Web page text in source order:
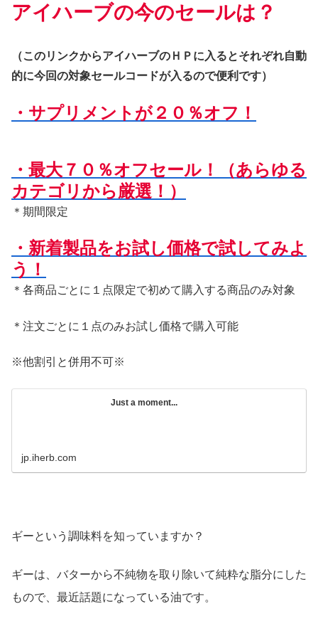
アイハーブの今のセールは？
（このリンクからアイハーブのＨＰに入るとそれぞれ自動
的に今回の対象セールコードが入るので便利です）
・サプリメントが２０％オフ！
・最大７０％オフセール！（あらゆる
カテゴリから厳選！）
＊期間限定
・新着製品をお試し価格で試してみよ
う！
＊各商品ごとに１点限定で初めて購入する商品のみ対象
＊注文ごとに１点のみお試し価格で購入可能
※他割引と併用不可※
Just a moment...
jp.iherb.com
ギーという調味料を知っていますか？
ギーは、バターから不純物を取り除いて純粋な脂分にした
もので、最近話題になっている油です。